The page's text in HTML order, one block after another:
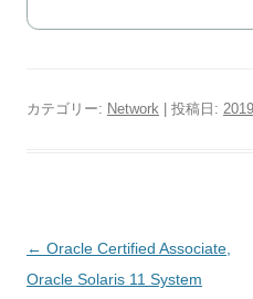
カテゴリー: Network | 投稿日:
投
稿
← Oracle Certified Associate,
Oracle Solaris 11 System